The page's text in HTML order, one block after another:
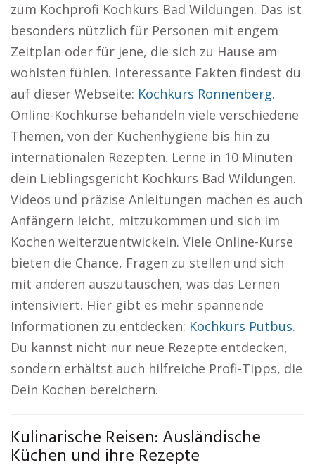
zum Kochprofi Kochkurs Bad Wildungen. Das ist
besonders nützlich für Personen mit engem
Zeitplan oder für jene, die sich zu Hause am
wohlsten fühlen. Interessante Fakten findest du
auf dieser Webseite: Kochkurs Ronnenberg.
Online-Kochkurse behandeln viele verschiedene
Themen, von der Küchenhygiene bis hin zu
internationalen Rezepten. Lerne in 10 Minuten
dein Lieblingsgericht Kochkurs Bad Wildungen.
Videos und präzise Anleitungen machen es auch
Anfängern leicht, mitzukommen und sich im
Kochen weiterzuentwickeln. Viele Online-Kurse
bieten die Chance, Fragen zu stellen und sich
mit anderen auszutauschen, was das Lernen
intensiviert. Hier gibt es mehr spannende
Informationen zu entdecken: Kochkurs Putbus.
Du kannst nicht nur neue Rezepte entdecken,
sondern erhältst auch hilfreiche Profi-Tipps, die
Dein Kochen bereichern.
Kulinarische Reisen: Ausländische
Küchen und ihre Rezepte